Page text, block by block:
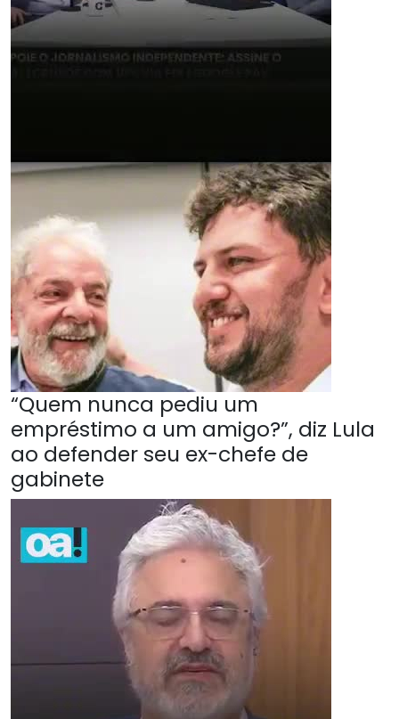
“Quem nunca pediu um
empréstimo a um amigo?”, diz Lula
ao defender seu ex-chefe de
gabinete